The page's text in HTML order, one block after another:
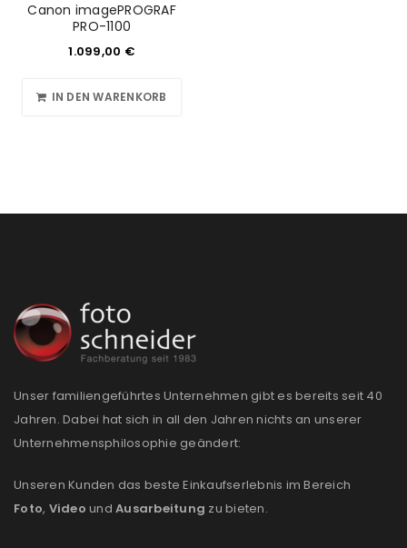
Canon imagePROGRAF
PRO-1100
1.099,00 €
IN DEN WARENKORB
Unser familiengeführtes Unternehmen gibt es bereits seit 40
Jahren. Dabei hat sich in all den Jahren nichts an unserer
Unternehmensphilosophie geändert:
Unseren Kunden das beste Einkaufserlebnis im Bereich
Foto, Video und Ausarbeitung zu bieten.